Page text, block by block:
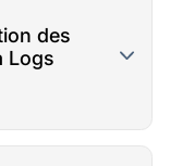
des
Logs